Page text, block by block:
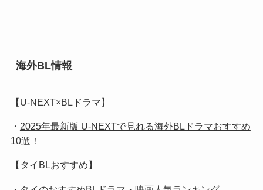
海外BL情報
【U-NEXT×BLドラマ】
・ 2025年最新版 U-NEXTで見れる海外BLドラマおすすめ
10選！
【タイBLおすすめ】